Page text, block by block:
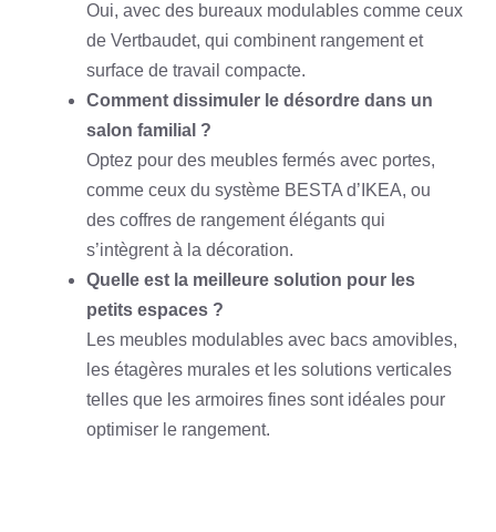
Oui, avec des bureaux modulables comme ceux
de Vertbaudet, qui combinent rangement et
surface de travail compacte.
Comment dissimuler le désordre dans un
salon familial ?
Optez pour des meubles fermés avec portes,
comme ceux du système BESTA d’IKEA, ou
des coffres de rangement élégants qui
s’intègrent à la décoration.
Quelle est la meilleure solution pour les
petits espaces ?
Les meubles modulables avec bacs amovibles,
les étagères murales et les solutions verticales
telles que les armoires fines sont idéales pour
optimiser le rangement.